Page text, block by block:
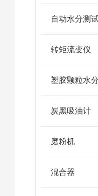
自动水分测
转矩流变仪
塑胶颗粒水
炭黑吸油计
磨粉机
混合器